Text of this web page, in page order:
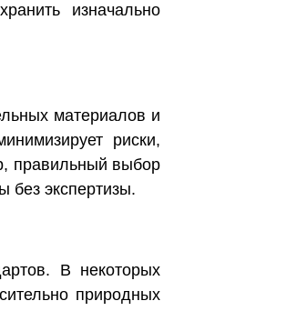
изначально
материалов и
риски,
правильный выбор
без экспертизы.
В некоторых
природных